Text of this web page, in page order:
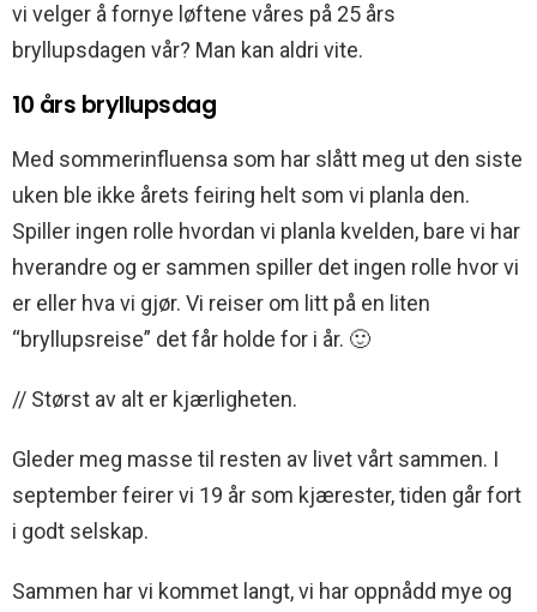
vi velger å fornye løftene våres på 25 års
bryllupsdagen vår? Man kan aldri vite.
10 års bryllupsdag
Med sommerinfluensa som har slått meg ut den siste
uken ble ikke årets feiring helt som vi planla den.
Spiller ingen rolle hvordan vi planla kvelden, bare vi har
hverandre og er sammen spiller det ingen rolle hvor vi
er eller hva vi gjør. Vi reiser om litt på en liten
“bryllupsreise” det får holde for i år. 🙂
// Størst av alt er kjærligheten.
Gleder meg masse til resten av livet vårt sammen. I
september feirer vi 19 år som kjærester, tiden går fort
i godt selskap.
Sammen har vi kommet langt, vi har oppnådd mye og